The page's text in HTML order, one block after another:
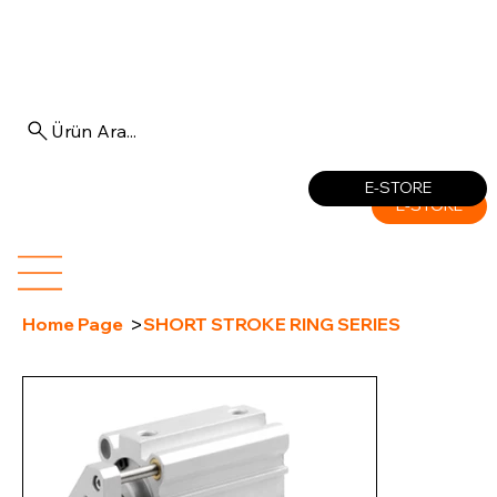
E-STORE
E-STORE
Ürün Ara...
Home Page >SHORT STROKE RING SERIES